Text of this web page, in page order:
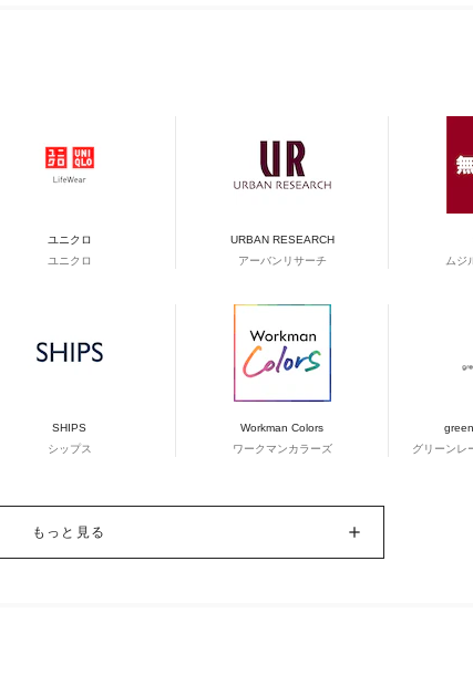
ユニクロ
ユニクロ
URBAN RESEARCH
アーバンリサーチ
ムジ
SHIPS
シップス
Workman Colors
ワークマンカラーズ
グリーン
もっと見る